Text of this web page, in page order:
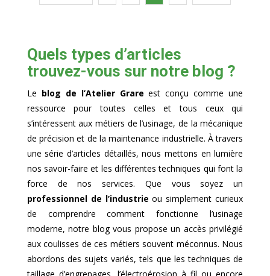
Quels types d’articles
trouvez-vous sur notre blog ?
Le blog de l’Atelier Grare est conçu comme une
ressource pour toutes celles et tous ceux qui
s’intéressent aux métiers de l’usinage, de la mécanique
de précision et de la maintenance industrielle. À travers
une série d’articles détaillés, nous mettons en lumière
nos savoir-faire et les différentes techniques qui font la
force de nos services. Que vous soyez un
professionnel de l’industrie ou simplement curieux
de comprendre comment fonctionne l’usinage
moderne, notre blog vous propose un accès privilégié
aux coulisses de ces métiers souvent méconnus. Nous
abordons des sujets variés, tels que les techniques de